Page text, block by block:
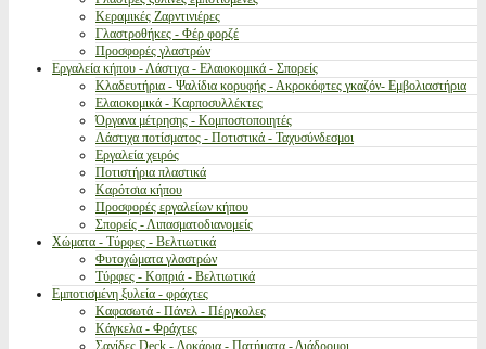
Κεραμικές Ζαρντινιέρες
Γλαστροθήκες - Φέρ φορζέ
Προσφορές γλαστρών
Εργαλεία κήπου - Λάστιχα - Ελαιοκομικά - Σπορείς
Κλαδευτήρια - Ψαλίδια κορυφής - Ακροκόφτες γκαζόν- Εμβολιαστήρια
Ελαιοκομικά - Καρποσυλλέκτες
Όργανα μέτρησης - Κομποστοποιητές
Λάστιχα ποτίσματος - Ποτιστικά - Ταχυσύνδεσμοι
Εργαλεία χειρός
Ποτιστήρια πλαστικά
Καρότσια κήπου
Προσφορές εργαλείων κήπου
Σπορείς - Λιπασματοδιανομείς
Χώματα - Τύρφες - Βελτιωτικά
Φυτοχώματα γλαστρών
Τύρφες - Κοπριά - Βελτιωτικά
Εμποτισμένη ξυλεία - φράχτες
Καφασωτά - Πάνελ - Πέργκολες
Κάγκελα - Φράχτες
Σανίδες Deck - Δοκάρια - Πατήματα - Διάδρομοι